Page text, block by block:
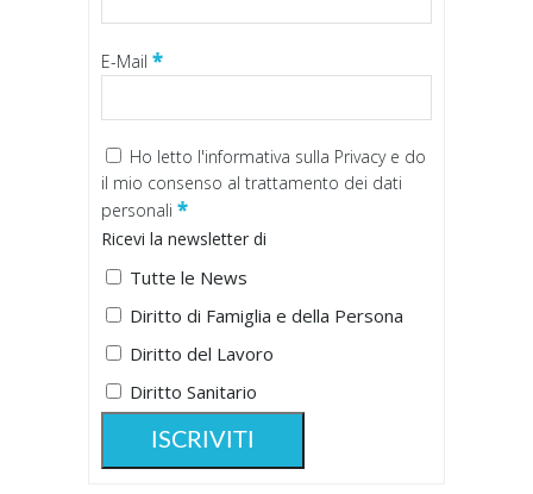
E-Mail *
Ho letto l'informativa sulla Privacy e do
il mio consenso al trattamento dei dati
personali *
Ricevi la newsletter di
Tutte le News
Diritto di Famiglia e della Persona
Diritto del Lavoro
Diritto Sanitario